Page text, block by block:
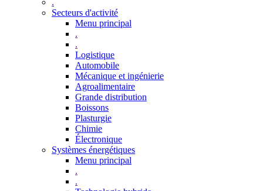
.
Secteurs d'activité
Menu principal
.
.
Logistique
Automobile
Mécanique et ingénierie
Agroalimentaire
Grande distribution
Boissons
Plasturgie
Chimie
Électronique
Systèmes énergétiques
Menu principal
.
.